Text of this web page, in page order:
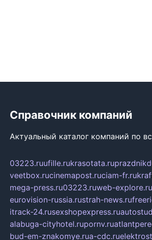
Справочник компаний
Актуальный каталог компаний по
03223.ruufille.rukrasotata.ru
veetbox.rucinemapost.ruciam-fr.ru
mega-press.ru03223.ruweb-explore.ru
eurovision-russia.rustrah-news.ru
itrack-24.rusexshopexpress.ru
alabuga-cityhotel.rupornv.ru
bud-em-znakomye.rua-cdc.ru